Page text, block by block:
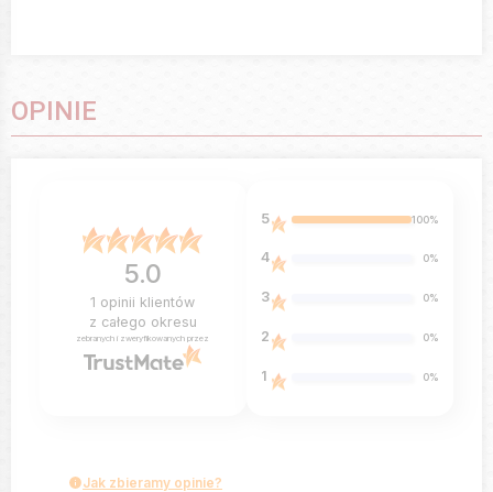
OPINIE
5.0
1 opinii klientów
z całego okresu
zebranych i zweryfikowanych przez
5 100%
4 0%
3 0%
2 0%
1 0%
Jak zbieramy opinie?